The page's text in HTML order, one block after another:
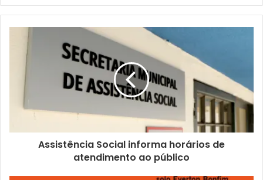
Na seçãoProdutos, estão disponibilizados todos os
MasterPlan 2040:
Plano de Trabalho,Inventário de
iniciativas e planos,Levantamento da situação atual
Pesquisa QualitativaeBenchmarking
. Trata-se de uma
fonte riquíssima de informações, que pode ser consultada
ealizado com o apoio da Macroplan
Prospectiva, Estratégia & Gestão, oMasterPlan Londrina
ficará pronto em novembro e pretende traçar as
linhas gerais do desenvolvimento da cidade para os
Assistência Social informa horários de
atendimento ao público